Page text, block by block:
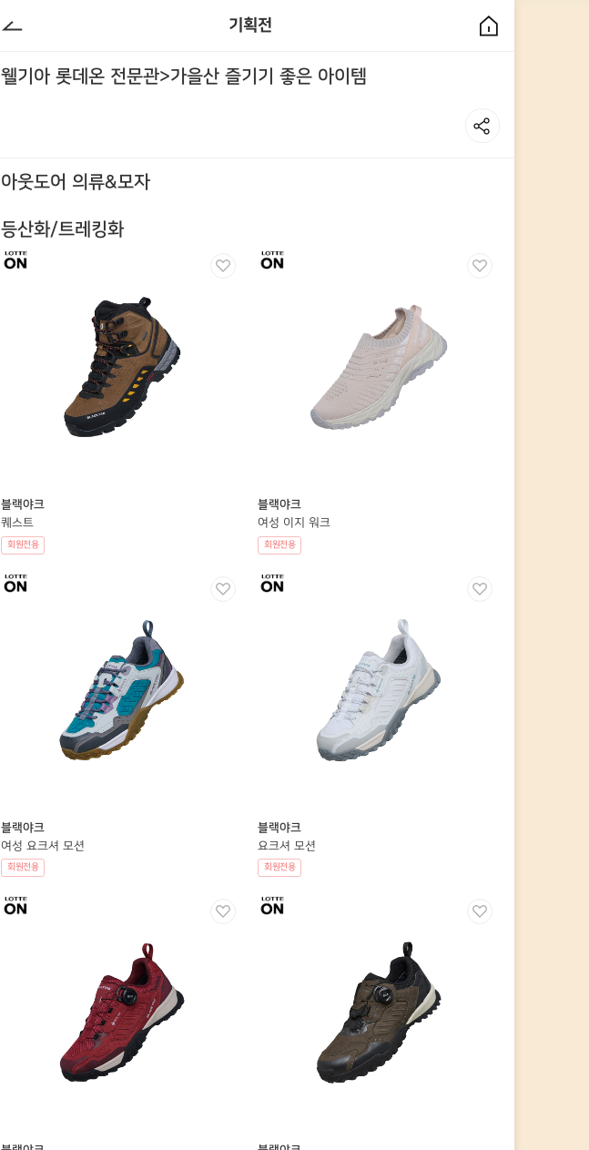
기획전
웰기아 롯데온 전문관>가을산 즐기기 좋은 아이템
아웃도어 의류&모자
등산화/트레킹화
블랙야크
퀘스트
회원전용
블랙야크
여성 이지 워크
회원전용
블랙야크
여성 요크셔 모션
회원전용
블랙야크
요크셔 모션
회원전용